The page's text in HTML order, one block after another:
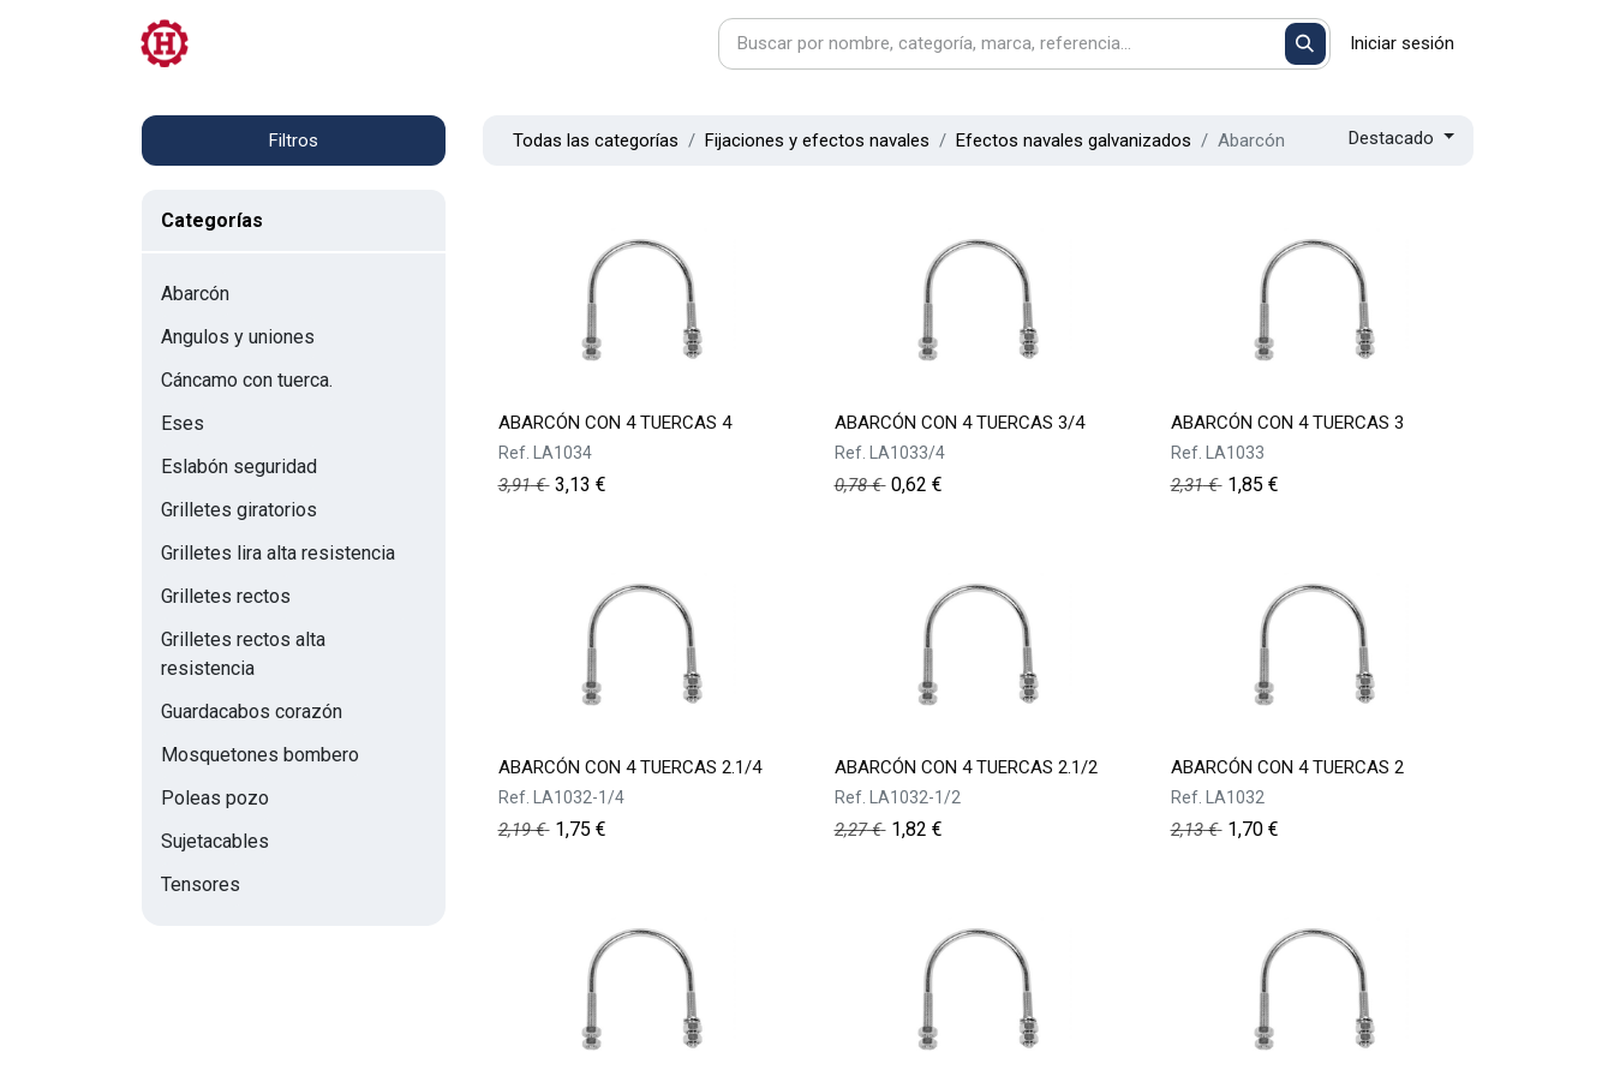
Iniciar sesión
Filtros
Categorías
Abarcón
Angulos y uniones
Cáncamo con tuerca.
Eses
Eslabón seguridad
Grilletes giratorios
Grilletes lira alta resistencia
Grilletes rectos
Grilletes rectos alta
resistencia
Guardacabos corazón
Mosquetones bombero
Poleas pozo
Sujetacables
Tensores
Todas las categorías Fijaciones y efectos navales Efectos navales galvanizados Abarcón Destacado
ABARCÓN CON 4 TUERCAS 4
Ref. LA1034
3,91€ 3,13 €
ABARCÓN CON 4 TUERCAS 3/4
Ref. LA1033/4
0,78€ 0,62 €
ABARCÓN CON 4 TUERCAS 3
Ref. LA1033
2,31€ 1,85 €
ABARCÓN CON 4 TUERCAS 2.1/4
Ref. LA1032-1/4
2,19€ 1,75 €
ABARCÓN CON 4 TUERCAS 2.1/2
Ref. LA1032-1/2
2,27€ 1,82 €
ABARCÓN CON 4 TUERCAS 2
Ref. LA1032
2,13€ 1,70€